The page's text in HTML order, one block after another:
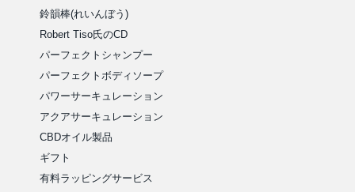
鈴韻棒(れいんぼう)
Robert Tiso氏のCD
パーフェクトシャンプー
パーフェクトボディソープ
パワーサーキュレーション
アクアサーキュレーション
CBDオイル製品
ギフト
有料ラッピングサービス